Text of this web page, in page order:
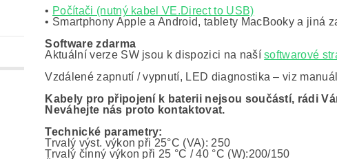
• Počítači (nutný kabel VE.Direct to USB)
• Smartphony Apple a Android, tablety MacBooky a jiná
Software zdarma
Aktuální verze SW jsou k dispozici na našísoftwarové
Vzdálené zapnutí / vypnutí, LED diagnostika – viz
Kabely pro připojení k baterii nejsou součástí, rádi
Neváhejte nás proto kontaktovat.
Technické parametry:
Trvalý výst. výkon při 25°C (VA): 250
Trvalý činný výkon při 25 °C / 40 °C (W):200/150